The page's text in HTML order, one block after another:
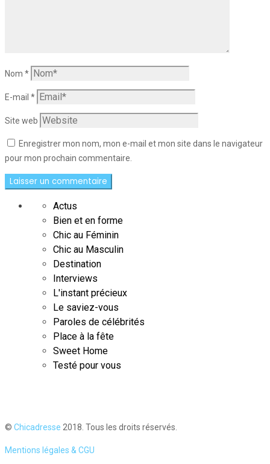
Nom *
E-mail *
Site web
Enregistrer mon nom, mon e-mail et mon site dans le navigateur
pour mon prochain commentaire.
Actus
Bien et en forme
Chic au Féminin
Chic au Masculin
Destination
Interviews
L'instant précieux
Le saviez-vous
Paroles de célébrités
Place à la fête
Sweet Home
Testé pour vous
© Chicadresse 2018. Tous les droits réservés.
Mentions légales & CGU